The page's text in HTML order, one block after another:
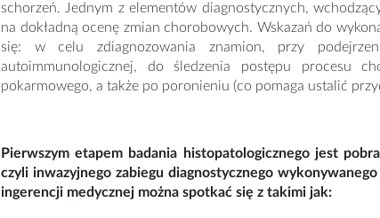
schorzeń. Jednym z elementów diagnostycznych,
na dokładną ocenę zmian chorobowych. Wskazań do
się: w celu zdiagnozowania znamion, przy
autoimmunologicznej, do śledzenia postępu procesu
pokarmowego, a także po poronieniu (co pomaga ustalić
Pierwszym etapem badania histopatologicznego jest
czyli inwazyjnego zabiegu diagnostycznego
ingerencji medycznej można spotkać się z takimi jak: